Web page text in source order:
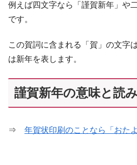
例えば四文字なら「謹賀新年」や
です。
この賀詞に含まれる「賀」の文字
は新年を表します。
謹賀新年の意味と読
⇒ 年賀状印刷のことなら「おた